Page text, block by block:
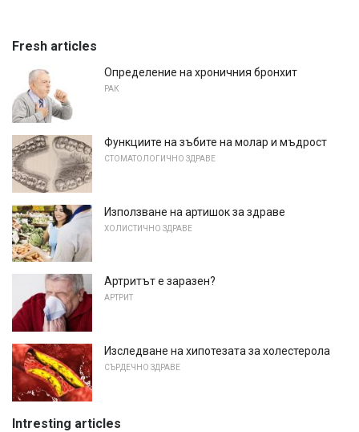
Fresh articles
Определение на хроничния бронхит
РАК
Функциите на зъбите на молар и мъдрост
СТОМАТОЛОГИЧНО ЗДРАВЕ
Използване на артишок за здраве
ХОЛИСТИЧНО ЗДРАВЕ
Артритът е заразен?
АРТРИТ
Изследване на хипотезата за холестерола
СЪРДЕЧНО ЗДРАВЕ
Intresting articles